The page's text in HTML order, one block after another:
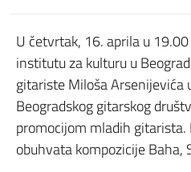
U četvrtak, 16. aprila u
institutu za kulturu u
gitariste Miloša Arsenijevića
Beogradskog gitarskog
promocijom mladih
obuhvata kompozicije Baha,